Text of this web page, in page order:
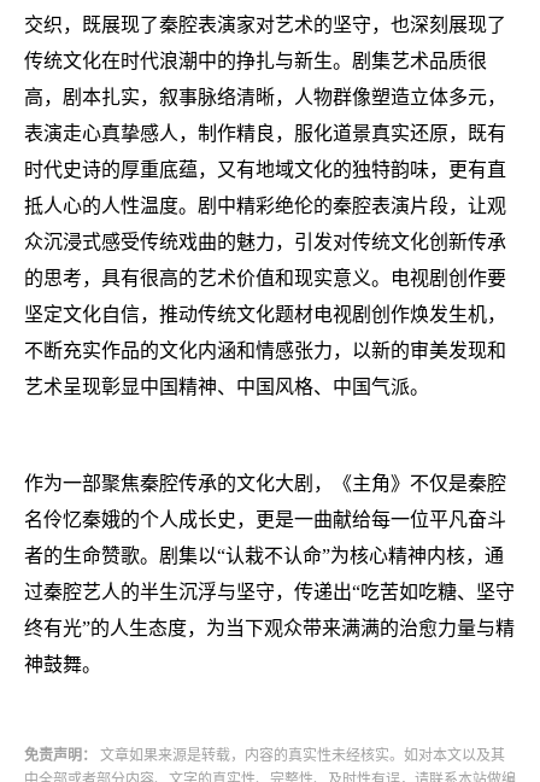
交织，既展现了秦腔表演家对艺术的坚守，也深刻展现了
传统文化在时代浪潮中的挣扎与新生。剧集艺术品质很
高，剧本扎实，叙事脉络清晰，人物群像塑造立体多元，
表演走心真挚感人，制作精良，服化道景真实还原，既有
时代史诗的厚重底蕴，又有地域文化的独特韵味，更有直
抵人心的人性温度。剧中精彩绝伦的秦腔表演片段，让观
众沉浸式感受传统戏曲的魅力，引发对传统文化创新传承
的思考，具有很高的艺术价值和现实意义。电视剧创作要
坚定文化自信，推动传统文化题材电视剧创作焕发生机，
不断充实作品的文化内涵和情感张力，以新的审美发现和
艺术呈现彰显中国精神、中国风格、中国气派。
作为一部聚焦秦腔传承的文化大剧，《主角》不仅是秦腔
名伶忆秦娥的个人成长史，更是一曲献给每一位平凡奋斗
者的生命赞歌。剧集以“认栽不认命”为核心精神内核，通
过秦腔艺人的半生沉浮与坚守，传递出“吃苦如吃糖、坚守
终有光”的人生态度，为当下观众带来满满的治愈力量与精
神鼓舞。
免责声明：
文章如果来源是转载，内容的真实性未经核实。如对本文以及其